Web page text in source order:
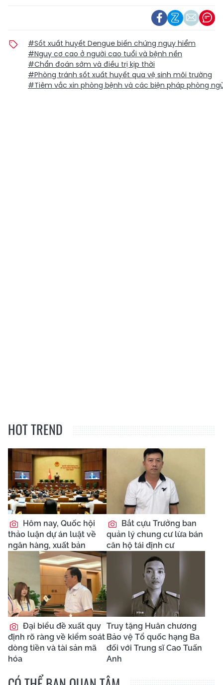
#Sốt xuất huyết Dengue biến chứng nguy hiểm
#Nguy cơ cao ở người cao tuổi và bệnh nền
#Chẩn đoán sớm và điều trị kịp thời
#Phòng tránh sốt xuất huyết qua vệ sinh môi trường
#Tiêm vắc xin phòng bệnh và các biện pháp phòng
HOT TREND
Hôm nay, Quốc hội
thảo luận dự án luật về
ngân hàng, xuất bản
Bắt cựu Trưởng ban
quản lý chung cư lừa bán
căn hộ tái định cư
Đại biểu đề xuất quy
định rõ ràng về kiểm soát
dòng tiền và tài sản mã
hóa
Truy tặng Huân chương
Bảo vệ Tổ quốc hạng Ba
đối với Trung sĩ Cao Tuấn
Anh